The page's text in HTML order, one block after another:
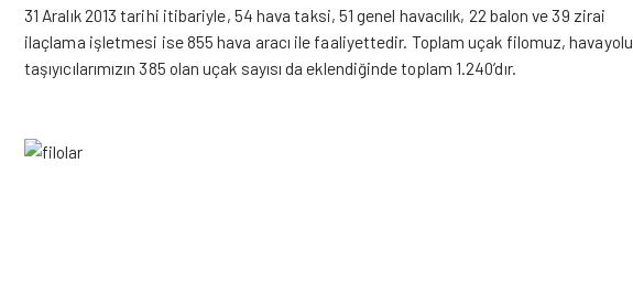
31 Aralık 2013 tarihi itibariyle, 54 hava taksi, 51 genel havacılık, 22 balon ve 39 zirai
ilaçlama işletmesi ise 855 hava aracı ile faaliyettedir. Toplam uçak filomuz, havayolu
taşıyıcılarımızın 385 olan uçak sayısı da eklendiğinde toplam 1.240’dır.